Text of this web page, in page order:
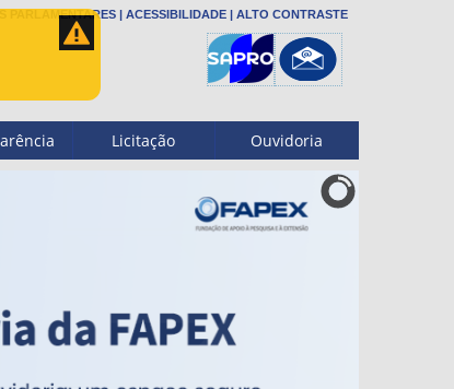
PARLAMENTARES | ACESSIBILIDADE | ALTO CONTRASTE
Licitação Ouvidoria